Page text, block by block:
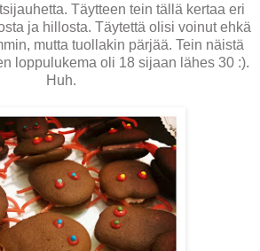
Täytteen tein tällä kertaa eri
ja hillosta. Täytettä olisi voinut ehkä
mutta tuollakin pärjää. Tein näistä
loppulukema oli 18 sijaan lähes 30 :).
Huh.